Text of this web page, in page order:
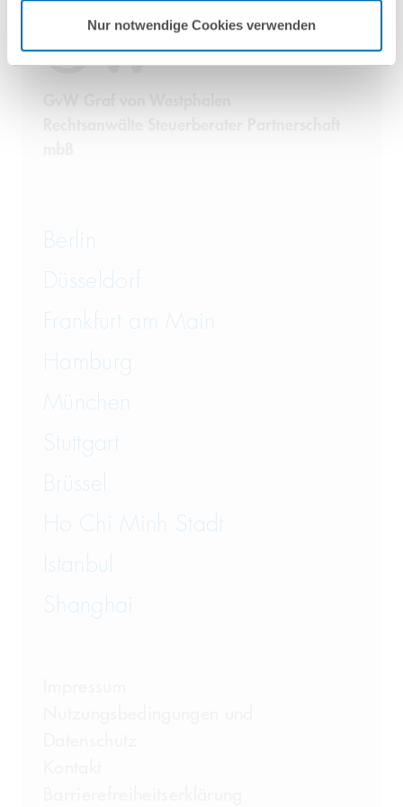
Nur notwendige Cookies verwenden
Berlin
Düsseldorf
Frankfurt am Main
Hamburg
München
Stuttgart
Brüssel
Ho Chi Minh Stadt
Istanbul
Shanghai
GvW Graf von Westphalen